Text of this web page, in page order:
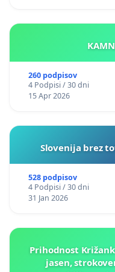
260 podpisov
4 Podpisi / 30 dni
15 Apr 2026
Slovenija brez
528 podpisov
4 Podpisi / 30 dni
31 Jan 2026
Prihodnost
jasen,